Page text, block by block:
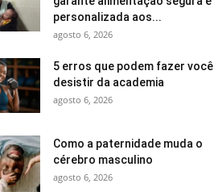
personalizada aos...
agosto 6, 2026
5 erros que podem fazer você
desistir da academia
agosto 6, 2026
Como a paternidade muda o
cérebro masculino
agosto 6, 2026